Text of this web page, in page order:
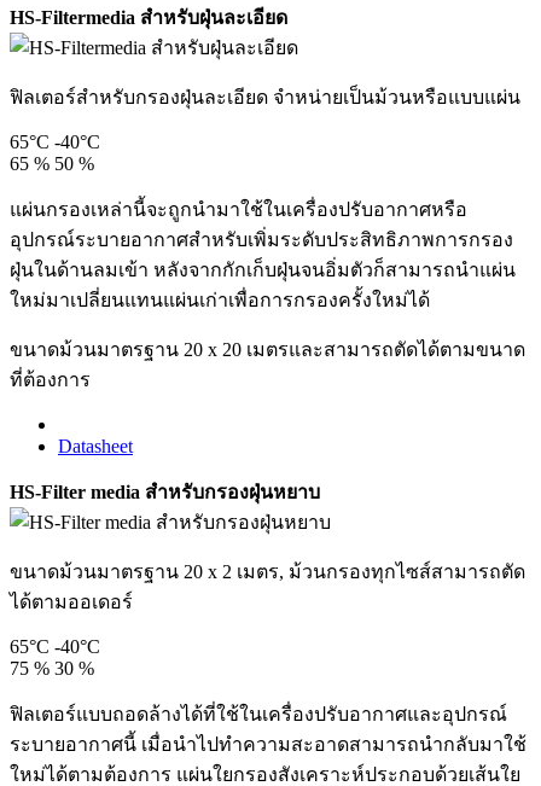
HS-Filtermedia สำหรับฝุ่นละเอียด
ฟิลเตอร์สำหรับกรองฝุ่นละเอียด จำหน่ายเป็นม้วนหรือแบบแผ่น
65°C -40°C
65 % 50 %
แผ่นกรองเหล่านี้จะถูกนำมาใช้ในเครื่องปรับอากาศหรือ
อุปกรณ์ระบายอากาศสำหรับเพิ่มระดับประสิทธิภาพการกรอง
ฝุ่นในด้านลมเข้า หลังจากกักเก็บฝุ่นจนอิ่มตัวก็สามารถนำแผ่น
ใหม่มาเปลี่ยนแทนแผ่นเก่าเพื่อการกรองครั้งใหม่ได้
ขนาดม้วนมาตรฐาน 20 x 20 เมตรและสามารถตัดได้ตามขนาด
ที่ต้องการ
Datasheet
HS-Filter media สำหรับกรองฝุ่นหยาบ
ขนาดม้วนมาตรฐาน 20 x 2 เมตร, ม้วนกรองทุกไซส์สามารถตัด
ได้ตามออเดอร์
65°C -40°C
75 % 30 %
ฟิลเตอร์แบบถอดล้างได้ที่ใช้ในเครื่องปรับอากาศและอุปกรณ์
ระบายอากาศนี้ เมื่อนำไปทำความสะอาดสามารถนำกลับมาใช้
ใหม่ได้ตามต้องการ แผ่นใยกรองสังเคราะห์ประกอบด้วยเส้นใย